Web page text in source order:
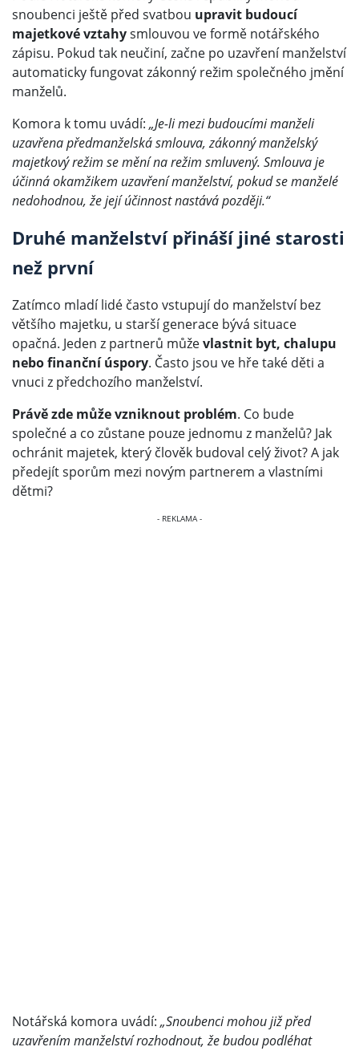
snoubenci ještě před svatbou upravit budoucí
majetkové vztahysmlouvou ve formě notářského
zápisu. Pokud tak neučiní, začne po uzavření manželství
automaticky fungovat zákonný režim společného jmění
manželů.
Komora k tomu uvádí:„Je-li mezi budoucími manželi
uzavřena předmanželská smlouva, zákonný manželský
majetkový režim se mění na režim smluvený. Smlouva je
účinná okamžikem uzavření manželství, pokud se manželé
nedohodnou, že její účinnost nastává později.“
Druhé manželství přináší jiné starosti
než první
Zatímco mladí lidé často vstupují do manželství bez
většího majetku, u starší generace bývá situace
opačná. Jeden z partnerů můževlastnit byt, chalupu
nebo finanční úspory. Často jsou ve hře také děti a
vnuci z předchozího manželství.
Právě zde může vzniknout problém. Co bude
společné a co zůstane pouze jednomu z manželů? Jak
ochránit majetek, který člověk budoval celý život? A jak
předejít sporům mezi novým partnerem a vlastními
dětmi?
Notářská komora uvádí: „Snoubenci mohou již před
uzavřením manželství rozhodnout, že budou podléhat